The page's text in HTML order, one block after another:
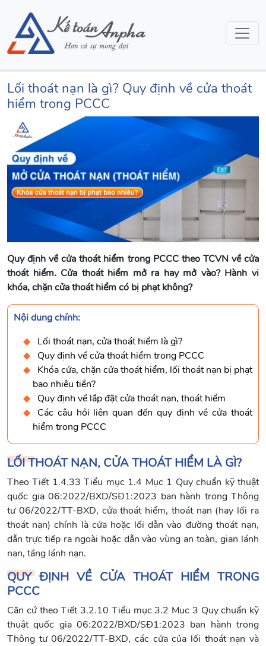
Lối thoát nạn là gì? Quy định về cửa thoát
hiểm trong PCCC
Quy định về cửa thoát hiểm trong PCCC theo TCVN về cửa
thoát hiểm. Cửa thoát hiểm mở ra hay mở vào? Hành vi
khóa, chặn cửa thoát hiểm có bị phạt không?
Nội dung chính:
Lối thoát nạn, cửa thoát hiểm là gì?
Quy định về cửa thoát hiểm trong PCCC
Khóa cửa, chặn cửa thoát hiểm, lối thoát nạn bị phạt
bao nhiêu tiền?
Quy định về lắp đặt cửa thoát nạn, thoát hiểm
Các câu hỏi liên quan đến quy định về cửa thoát
hiểm trong PCCC
LỐI THOÁT NẠN, CỬA THOÁT HIỂM LÀ GÌ?
Theo Tiết 1.4.33 Tiểu mục 1.4 Mục 1 Quy chuẩn kỹ thuật
quốc gia 06:2022/BXD/SĐ1:2023 ban hành trong Thông
tư 06/2022/TT-BXD, cửa thoát hiểm, thoát nạn (hay lối ra
thoát nạn) chính là cửa hoặc lối dẫn vào đường thoát nạn,
dẫn trực tiếp ra ngoài hoặc dẫn vào vùng an toàn, gian lánh
nạn, tầng lánh nạn.
QUY ĐỊNH VỀ CỬA THOÁT HIỂM TRONG
PCCC
Căn cứ theo Tiết 3.2.10 Tiểu mục 3.2 Mục 3 Quy chuẩn kỹ
thuật quốc gia 06:2022/BXD/SĐ1:2023 ban hành trong
Thông tư 06/2022/TT-BXD, các cửa của lối thoát nạn và